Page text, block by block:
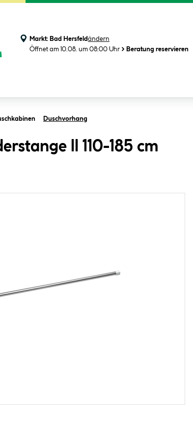
Markt: Bad Hersfeldändern
Öffnet am 10.08. um 08:00 Uhr
Beratung reservieren
Duschvorhang
ll 110-185 cm